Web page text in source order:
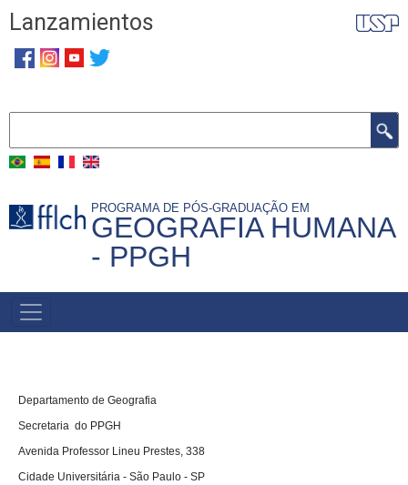
Skip
main
Lanzamientos
PROGRAMA DE PÓS-GRADUAÇÃO EM
GEOGRAFIA HUMANA
- PPGH
MENU
PRINCIPAL
Departamento de Geografia
Secretaria  do PPGH
Avenida Professor Lineu Prestes, 338
Cidade Universitária - São Paulo - SP